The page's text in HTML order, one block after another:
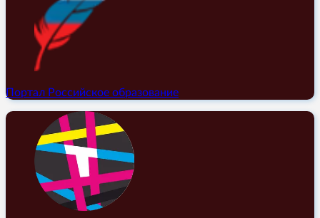
Портал Российское образование